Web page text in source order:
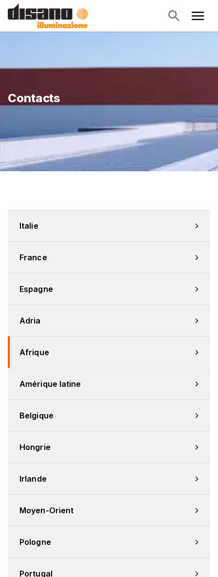
Contacts
Italie
France
Espagne
Adria
Afrique
Amérique latine
Belgique
Hongrie
Irlande
Moyen-Orient
Pologne
Portugal